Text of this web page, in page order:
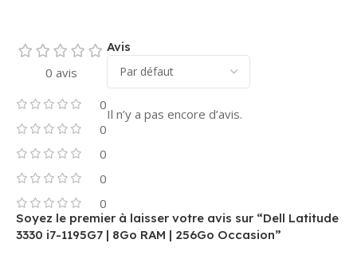
0 avis
0
0
0
0
0
Avis
Il n’y a pas encore d’avis.
Soyez le premier à laisser votre avis sur “Dell Latitude
3330 i7-1195G7 | 8Go RAM | 256Go Occasion”